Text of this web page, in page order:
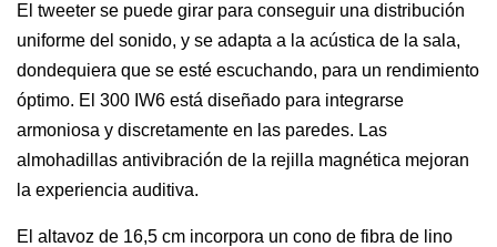
El tweeter se puede girar para conseguir una distribución
uniforme del sonido, y se adapta a la acústica de la sala,
dondequiera que se esté escuchando, para un rendimiento
óptimo. El 300 IW6 está diseñado para integrarse
armoniosa y discretamente en las paredes. Las
almohadillas antivibración de la rejilla magnética mejoran
la experiencia auditiva.
El altavoz de 16,5 cm incorpora un cono de fibra de lino